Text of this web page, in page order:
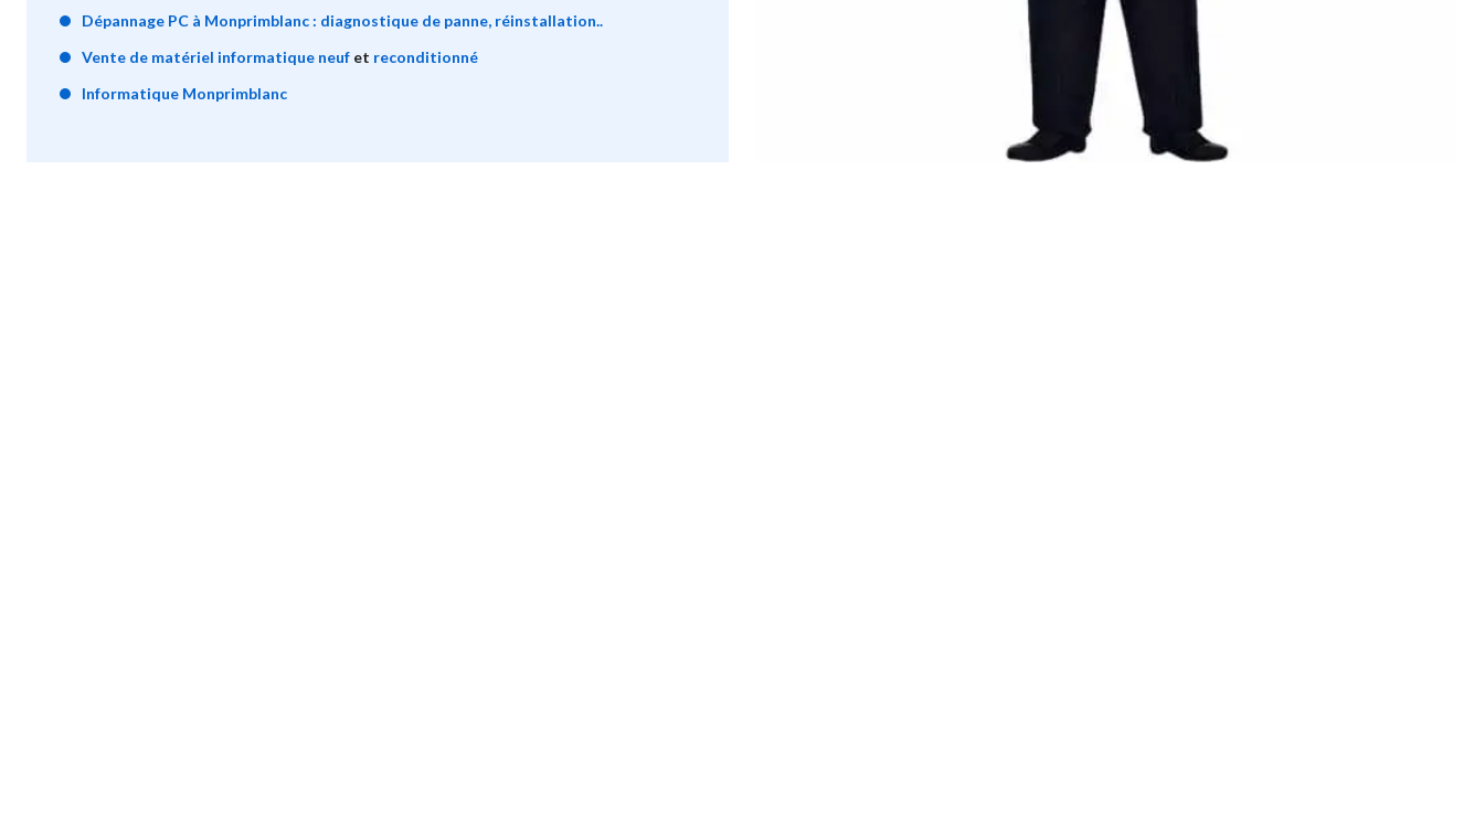
Dépannage PC à Monprimblanc : diagnostique de panne, réinstallation..
Vente de matériel informatique neuf et reconditionné
Informatique Monprimblanc